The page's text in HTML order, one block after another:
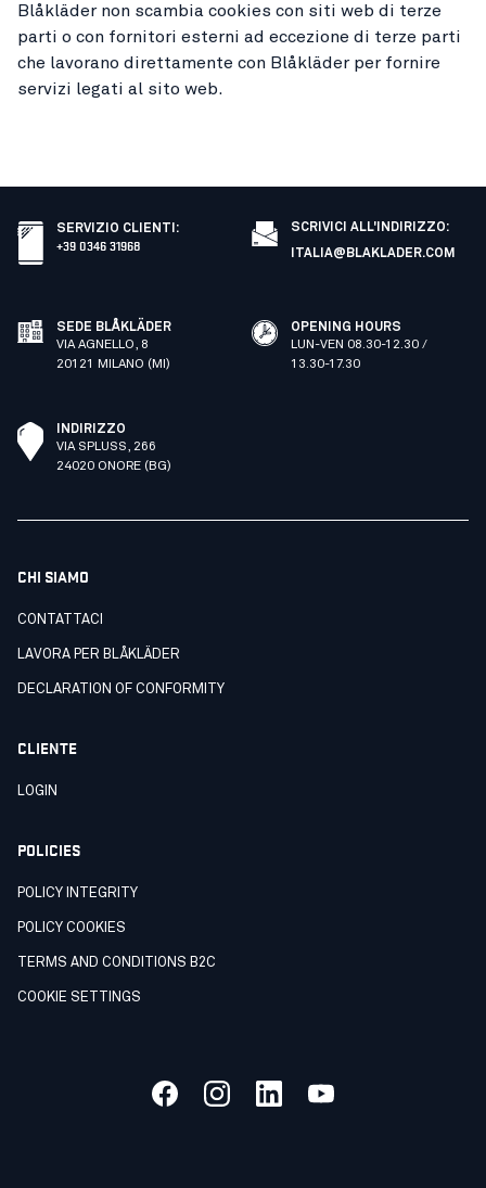
Blåkläder non scambia cookies con siti web di terze
parti o con fornitori esterni ad eccezione di terze parti
che lavorano direttamente con Blåkläder per fornire
servizi legati al sito web.
SERVIZIO CLIENTI :
+39 0346 31968
SCRIVICI ALL'INDIRIZZO:
ITALIA@BLAKLADER.COM
SEDE BLÅKLÄDER
VIA AGNELLO, 8
20121 MILANO (MI)
OPENING HOURS
LUN-VEN 08.30-12.30 /
13.30-17.30
INDIRIZZO
VIA SPLUSS, 266
24020 ONORE (BG)
CHI SIAMO
CONTATTACI
LAVORA PER BLÅKLÄDER
DECLARATION OF CONFORMITY
CLIENTE
LOGIN
POLICIES
POLICY INTEGRITY
POLICY COOKIES
TERMS AND CONDITIONS B2C
COOKIE SETTINGS